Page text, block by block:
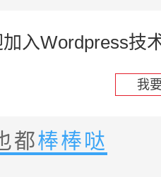
入Wordpress技
我
都棒棒哒